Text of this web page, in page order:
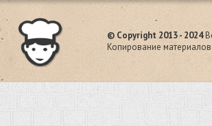
© Copyright 2013 - 2024
Копирование